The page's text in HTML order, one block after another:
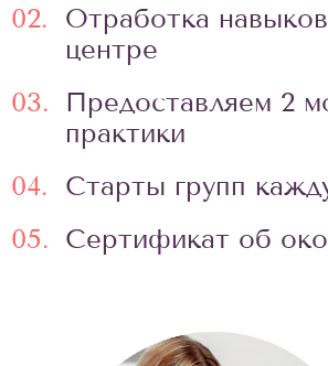
02.
Отработка
центре
03.
Предоставляем 2
практики
04.
Старты групп
05. Сертификат об